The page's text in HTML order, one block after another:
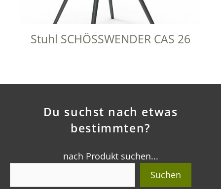
Stuhl SCHÖSSWENDER CAS 26
Du suchst nach etwas
bestimmten?
nach Produkt suchen...
Suchen